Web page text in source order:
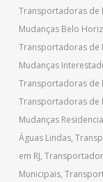
Transportadoras de
Mudanças Belo
Transportadoras de
Mudanças
Transportadoras de
Transportadoras de
Mudanças
Águas Lindas,
em RJ,
Municipais,